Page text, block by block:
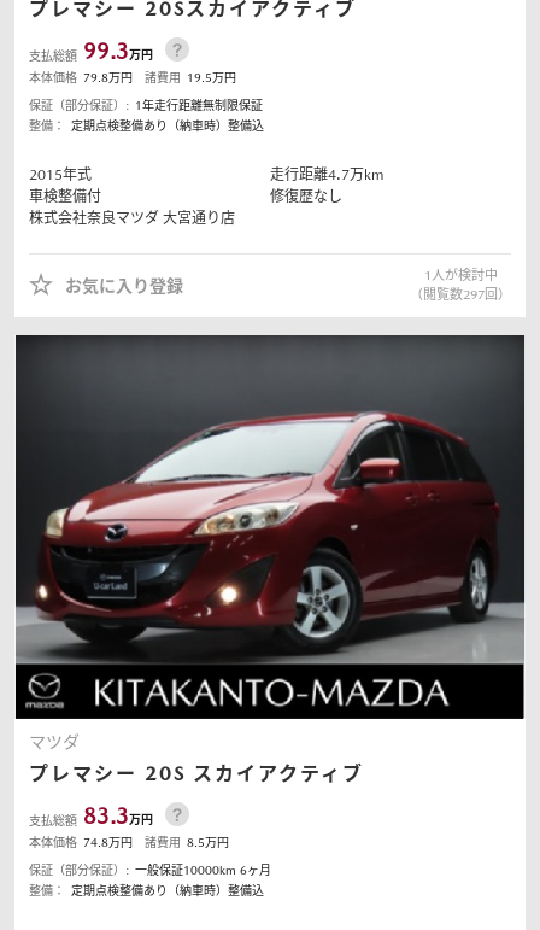
プレマシー 20Sスカイアクティブ
支払総額 99.3万円
本体価格 79.8万円 諸費用 19.5万円
保証（部分保証）: 1年走行距離無制限保証
整備：
定期点検整備あり（納車時）整備込
2015年式 走行距離4.7万km
車検整備付
修復歴なし
株式会社奈良マツダ 大宮通り店
お気に入り登録
1 人が検討中
（閲覧数297回）
マツダ
プレマシー 20S スカイアクティブ
支払総額 83.3万円
本体価格 74.8万円 諸費用 8.5万円
保証（部分保証）: 一般保証10000km 6ヶ月
整備：
定期点検整備あり（納車時）整備込